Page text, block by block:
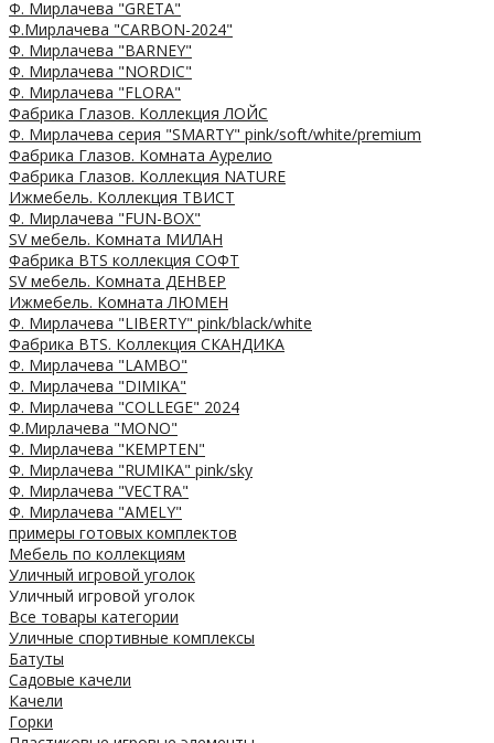
Ф. Мирлачева "GRETA"
Ф.Мирлачева "CARBON-2024"
Ф. Мирлачева "BARNEY"
Ф. Мирлачева "NORDIC"
Ф. Мирлачева "FLORA"
Фабрика Глазов. Коллекция ЛОЙС
Ф. Мирлачева серия "SMARTY" pink/soft/white/premium
Фабрика Глазов. Комната Аурелио
Фабрика Глазов. Коллекция NATURE
Ижмебель. Коллекция ТВИСТ
Ф. Мирлачева "FUN-BOX"
SV мебель. Комната МИЛАН
Фабрика BTS коллекция СОФТ
SV мебель. Комната ДЕНВЕР
Ижмебель. Комната ЛЮМЕН
Ф. Мирлачева "LIBERTY" pink/black/white
Фабрика BTS. Коллекция СКАНДИКА
Ф. Мирлачева "LAMBO"
Ф. Мирлачева "DIMIKA"
Ф. Мирлачева "COLLEGE" 2024
Ф.Мирлачева "MONO"
Ф. Мирлачева "KEMPTEN"
Ф. Мирлачева "RUMIKA" pink/sky
Ф. Мирлачева "VECTRA"
Ф. Мирлачева "AMELY"
примеры готовых комплектов
Мебель по коллекциям
Уличный игровой уголок
Уличный игровой уголок
Все товары категории
Уличные спортивные комплексы
Батуты
Садовые качели
Качели
Горки